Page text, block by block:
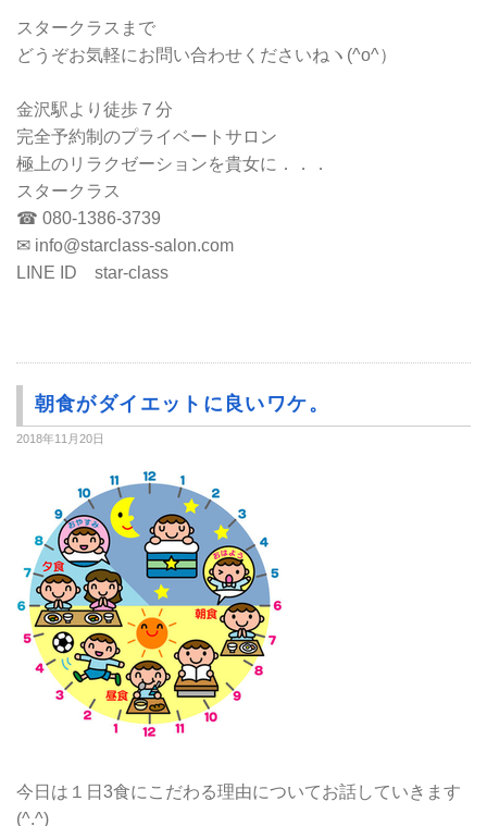
スタークラスまで
どうぞお気軽にお問い合わせくださいねヽ(^o^）
金沢駅より徒歩７分
完全予約制のプライベートサロン
極上のリラクゼーションを貴女に．．．
スタークラス
☎ 080-1386-3739
✉ info@starclass-salon.com
LINE ID star-class
朝食がダイエットに良いワケ。
2018年11月20日
今日は１日3食にこだわる理由についてお話していきます
(^.^)